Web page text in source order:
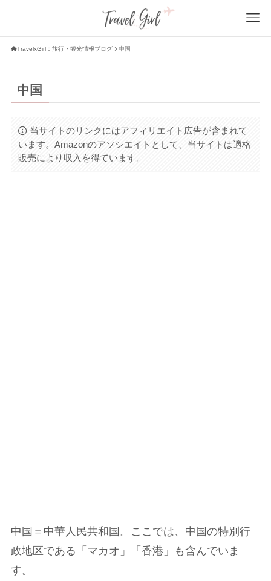
TravelxGirl：旅行・観光情報ブログ 中国
中国
当サイトのリンクにはアフィリエイト広告が含まれて
います。Amazonのアソシエイトとして、当サイトは適格
販売により収入を得ています。
中国＝中華人民共和国。ここでは、中国の特別行
政地区である「マカオ」「香港」も含んでいま
す。